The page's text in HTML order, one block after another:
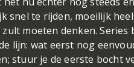
snel te rijden, moeilijk
moeten denken. Series
lijn: wat eerst nog
stuur je de eerste bocht